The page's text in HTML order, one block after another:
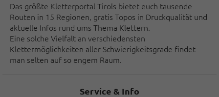
Das größte Kletterportal Tirols bietet euch tausende
Routen in 15 Regionen, gratis Topos in Druckqualität und
aktuelle Infos rund ums Thema Klettern.
Eine solche Vielfalt an verschiedensten
Klettermöglichkeiten aller Schwierigkeitsgrade findet
man selten auf so engem Raum.
Service & Info